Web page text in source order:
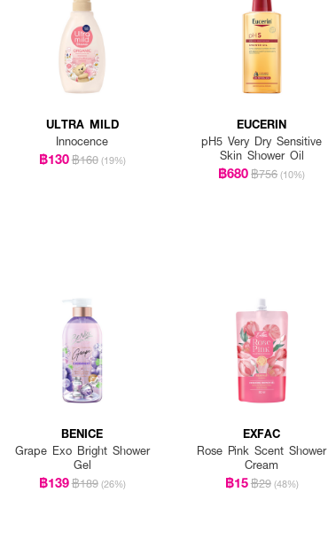
ULTRA MILD
Innocence
฿130฿160 (19%)
EUCERIN
pH5 Very Dry Sensitive
Skin Shower Oil
฿680฿756 (10%)
BENICE
Grape Exo Bright Shower
Gel
฿139฿189 (26%)
EXFAC
Rose Pink Scent Shower
Cream
฿15฿29 (48%)